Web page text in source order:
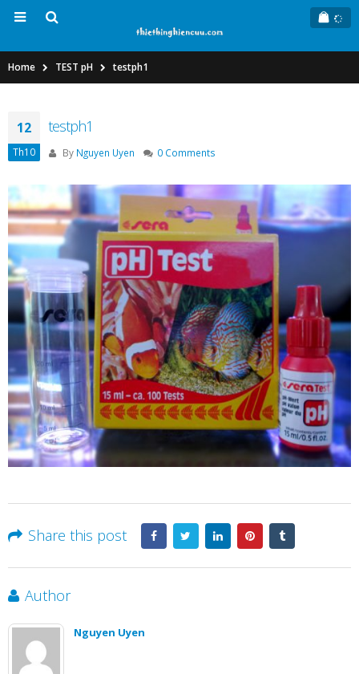
Home TEST pH testph1
12
Th10
testph1
By Nguyen Uyen 0 Comments
Share this post
Author
Nguyen Uyen